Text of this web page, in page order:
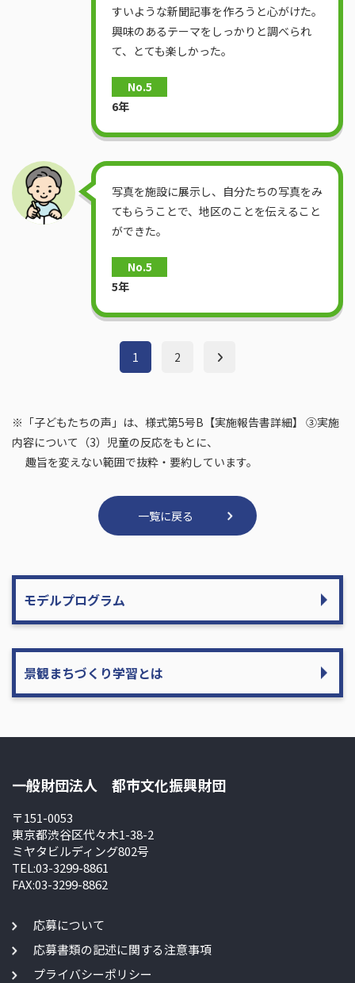
すいような新聞記事を作ろうと心がけた。
興味のあるテーマをしっかりと調べられ
て、とても楽しかった。
No.5
6年
写真を施設に展示し、自分たちの写真をみ
てもらうことで、地区のことを伝えること
ができた。
No.5
5年
1 2
※「子どもたちの声」は、様式第5号B【実施報告書詳細】 ③実施
内容について（3）児童の反応をもとに、
趣旨を変えない範囲で抜粋・要約しています。
一覧に戻る
モデルプログラム
景観まちづくり学習とは
一般財団法人 都市文化振興財団
〒151-0053
東京都渋谷区代々木1-38-2
ミヤタビルディング802号
TEL:03-3299-8861
FAX:03-3299-8862
応募について
応募書類の記述に関する注意事項
プライバシーポリシー